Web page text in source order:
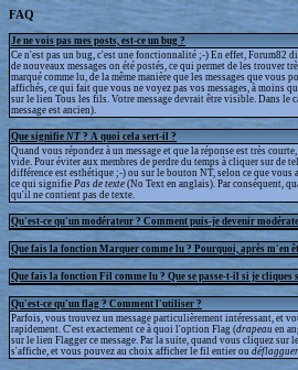
FAQ
Je ne vois pas mes posts, est-ce un bug ?
Ce n'est pas un bug, c'est une fonctionnalité ;-) En effet, Forum82
de nouveaux messages on été postés, ce qui permet de les trouver
marqué comme lu, de la même manière que les messages que vous
affichés, ce qui fait que vous ne voyez pas vos messages, à moins
sur le lien Tous les fils. Votre message devrait être visible. Dans le
message est ancien).
Que signifie NT ? A quoi cela sert-il ?
Quand vous répondez à un message et que la réponse est très
vide. Pour éviter aux membres de perdre du temps à cliquer sur de
différence est esthétique ;-) ou sur le bouton NT, selon ce que
ce qui signifie Pas de texte (No Text en anglais). Par conséquent,
qu'il ne contient pas de texte.
Qu'est-ce qu'un modérateur ? Comment puis-je devenir
Que fais la fonction Marquer comme lu ? Pourquoi, après m'en
Que fais la fonction Fil comme lu ? Que se passe-t-il si je cliques
Qu'est-ce qu'un flag ? Comment l'utiliser ?
Parfois, vous trouvez un message particulièrement intéressant, et
rapidement. C'est exactement ce à quoi l'option Flag (drapeau en
sur le lien Flagger ce message. Par la suite, quand vous cliquez sur
s'affiche, et vous pouvez au choix afficher le fil entier ou déflagguer